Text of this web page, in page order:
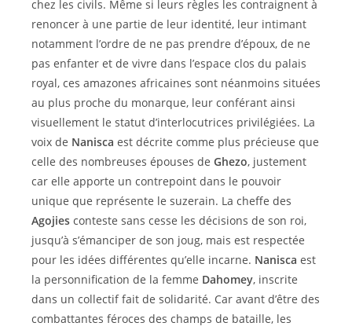
chez les civils. Même si leurs règles les contraignent à
renoncer à une partie de leur identité, leur intimant
notamment l’ordre de ne pas prendre d’époux, de ne
pas enfanter et de vivre dans l’espace clos du palais
royal, ces amazones africaines sont néanmoins situées
au plus proche du monarque, leur conférant ainsi
visuellement le statut d’interlocutrices privilégiées. La
voix de Nanisca est décrite comme plus précieuse que
celle des nombreuses épouses de Ghezo, justement
car elle apporte un contrepoint dans le pouvoir
unique que représente le suzerain. La cheffe des
Agojies conteste sans cesse les décisions de son roi,
jusqu’à s’émanciper de son joug, mais est respectée
pour les idées différentes qu’elle incarne. Nanisca est
la personnification de la femme Dahomey, inscrite
dans un collectif fait de solidarité. Car avant d’être des
combattantes féroces des champs de bataille, les